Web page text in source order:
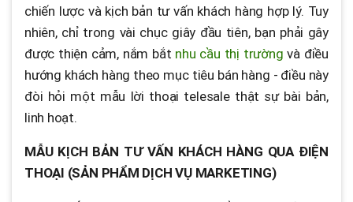
chiến lược và kịch bản tư vấn khách hàng hợp lý. Tuy
nhiên, chỉ trong vài chục giây đầu tiên, bạn phải gây
được thiện cảm, nắm bắt nhu cầu thị trường và điều
hướng khách hàng theo mục tiêu bán hàng - điều này
đòi hỏi một mẫu lời thoại telesale thật sự bài bản,
linh hoạt.
MẪU KỊCH BẢN TƯ VẤN KHÁCH HÀNG QUA ĐIỆN
THOẠI (SẢN PHẨM DỊCH VỤ MARKETING)